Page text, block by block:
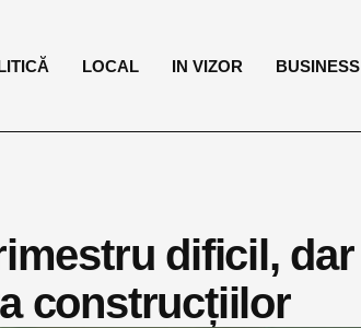
LOCAL IN VIZOR BUSINESS
dificil, dar
construcțiilor